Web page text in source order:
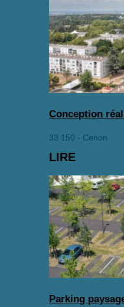
Conception
33 150 - Cenon
LIRE
Parking